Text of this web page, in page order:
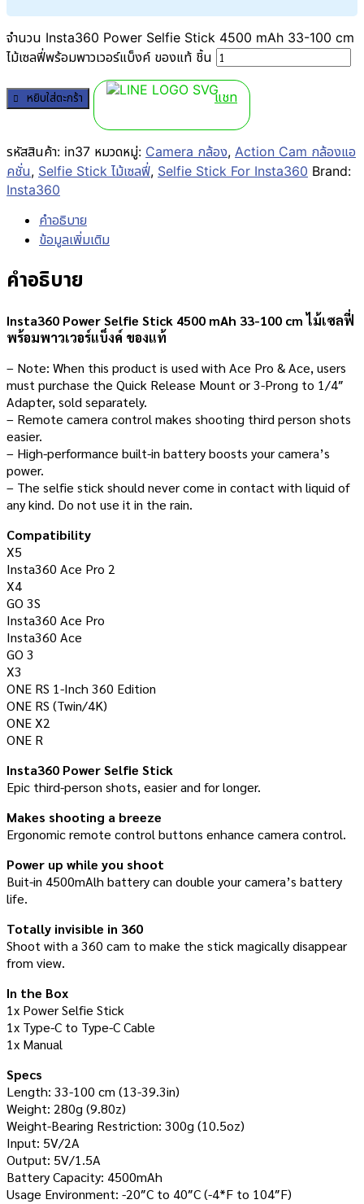
จำนวน Insta360 Power Selfie Stick 4500 mAh 33-100 cm
ไม้เซลฟี่พร้อมพาวเวอร์แบ็งค์ ของแท้ ชิ้น
หยิบใส่ตะกร้า แชท
รหัสสินค้า: in37 หมวดหมู่: Camera กล้อง, Action Cam กล้องแอ
คชั่น, Selfie Stick ไม้เซลฟี่, Selfie Stick For Insta360 Brand:
Insta360
คำอธิบาย
ข้อมูลเพิ่มเติม
คำอธิบาย
Insta360 Power Selfie Stick 4500 mAh 33-100 cm ไม้เซลฟี่
พร้อมพาวเวอร์แบ็งค์ ของแท้
– Note: When this product is used with Ace Pro & Ace, users
must purchase the Quick Release Mount or 3-Prong to 1/4″
Adapter, sold separately.
– Remote camera control makes shooting third person shots
easier.
– High-performance built-in battery boosts your camera’s
power.
– The selfie stick should never come in contact with liquid of
any kind. Do not use it in the rain.
Compatibility
X5
Insta360 Ace Pro 2
X4
GO 3S
Insta360 Ace Pro
Insta360 Ace
GO 3
X3
ONE RS 1-Inch 360 Edition
ONE RS (Twin/4K)
ONE X2
ONE R
Insta360 Power Selfie Stick
Epic third-person shots, easier and for longer.
Makes shooting a breeze
Ergonomic remote control buttons enhance camera control.
Power up while you shoot
Buit-in 4500mAlh battery can double your camera’s battery
life.
Totally invisible in 360
Shoot with a 360 cam to make the stick magically disappear
from view.
In the Box
1x Power Selfie Stick
1x Type-C to Type-C Cable
1x Manual
Specs
Length: 33-100 cm (13-39.3in)
Weight: 280g (9.80z)
Weight-Bearing Restriction: 300g (10.5oz)
Input: 5V/2A
Output: 5V/1.5A
Battery Capacity: 4500mAh
Usage Environment: -20″C to 40″C (-4*F to 104″F)